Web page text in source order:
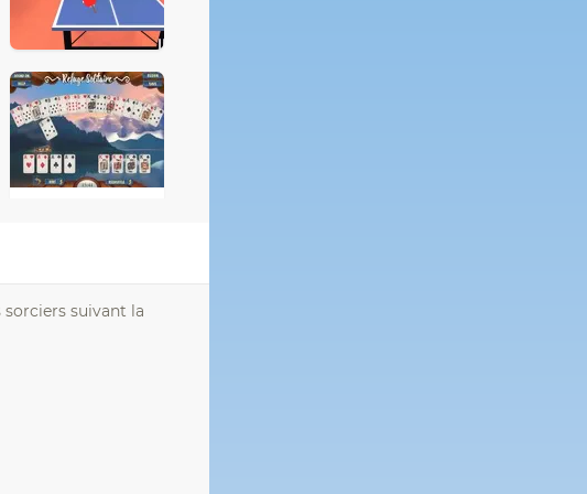
suivant la